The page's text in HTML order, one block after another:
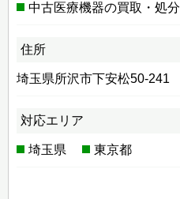
中古医療機器の買取・処分
住所
埼玉県所沢市下安松50-241
対応エリア
埼玉県 東京都